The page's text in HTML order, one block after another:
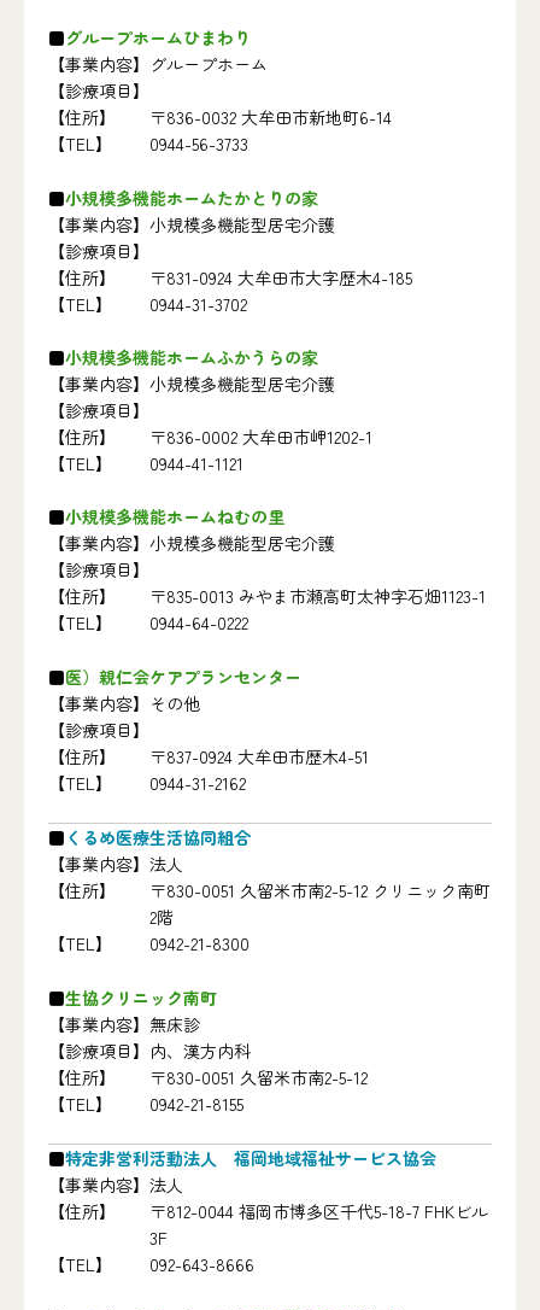
グループホームひまわり
【事業内容】 グループホーム
【診療項目】
【住所】
〒836-0032 大牟田市新地町6-14
【TEL】
0944-56-3733
小規模多機能ホームたかとりの家
【事業内容】 小規模多機能型居宅介護
【診療項目】
【住所】
〒831-0924 大牟田市大字歴木4-185
【TEL】
0944-31-3702
小規模多機能ホームふかうらの家
【事業内容】 小規模多機能型居宅介護
【診療項目】
【住所】
〒836-0002 大牟田市岬1202-1
【TEL】
0944-41-1121
小規模多機能ホームねむの里
【事業内容】 小規模多機能型居宅介護
【診療項目】
【住所】
〒835-0013 みやま市瀬高町太神字石畑1123-1
【TEL】
0944-64-0222
医）親仁会ケアプランセンター
【事業内容】 その他
【診療項目】
【住所】
〒837-0924 大牟田市歴木4-51
【TEL】
0944-31-2162
くるめ医療生活協同組合
【事業内容】 法人
【住所】
〒830-0051 久留米市南2-5-12 クリニック南町
2階
【TEL】
0942-21-8300
生協クリニック南町
【事業内容】 無床診
【診療項目】 内、漢方内科
【住所】
〒830-0051 久留米市南2-5-12
【TEL】
0942-21-8155
特定非営利活動法人 福岡地域福祉サービス協会
【事業内容】 法人
【住所】
〒812-0044 福岡市博多区千代5-18-7 FHKビル
3F
【TEL】
092-643-8666